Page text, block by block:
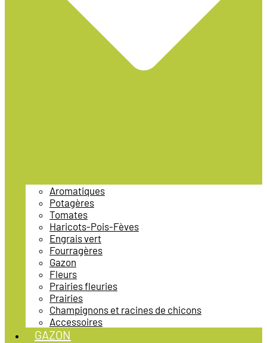
Aromatiques
Potagères
Tomates
Haricots-Pois-Fèves
Engrais vert
Fourragères
Gazon
Fleurs
Prairies fleuries
Prairies
Champignons et racines de chicons
Accessoires
GAZON